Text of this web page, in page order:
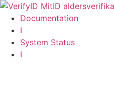
Documentation
I
System Status
I